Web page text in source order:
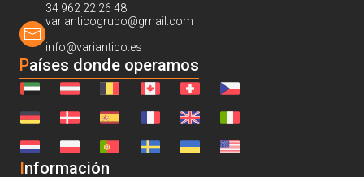
34 962 22 26 48
varianticogrupo@gmail.com
info@variantico.es
Países donde operamos
Información